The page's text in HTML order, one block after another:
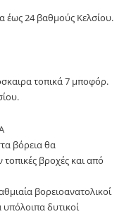
έως 24 βαθμούς Κελσίου.
τοπικά 7 μποφόρ.
βόρεια θα
βροχές και από
βορειοανατολικοί
δυτικοί